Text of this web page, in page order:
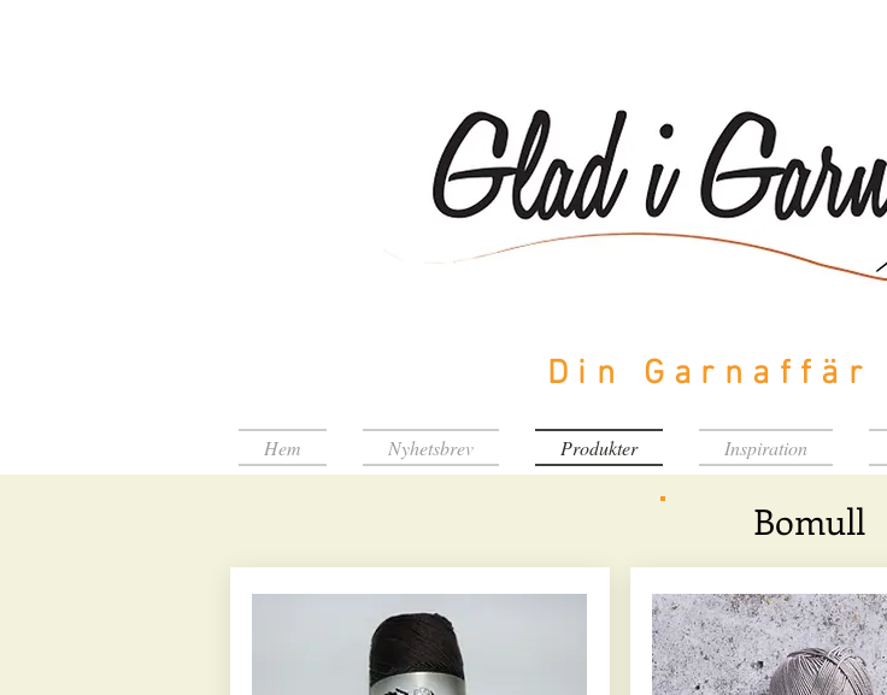
Din
Hem Nyhetsbrev Produkter Inspiration
Bomull